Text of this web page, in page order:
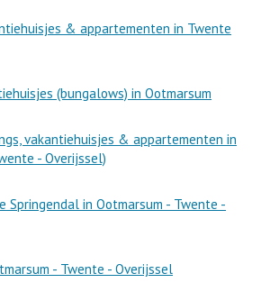
& appartementen in Twente
(bungalows) in Ootmarsum
vakantiehuisjes & appartementen in
- Overijssel)
Springendal in Ootmarsum - Twente -
- Twente - Overijssel